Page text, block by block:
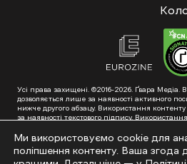
Усі права захищені. ©2016-2026. Ґвара Медіа.
дозволяється лише за наявності активного
нижче другого абзацу. Використання
за наявності текстового підпису.
схвалення від редакції.
Суб’єкт у сфері онлайн-медіа; ідентифікатор
адреса: ГО «Ґвара Медіа», 61057, Харків, вул.
Ми використовуємо cookie для
поліпшення контенту. Ваша згода